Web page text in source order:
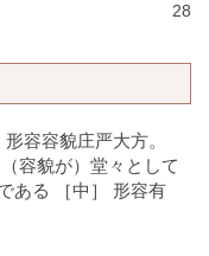
28
容容貌庄严大方。
容貌が）堂々として
ある ［中］ 形容有